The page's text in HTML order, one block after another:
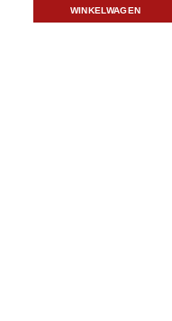
WINKELWAGEN